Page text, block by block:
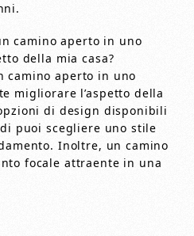
camino aperto in uno
della mia casa?
camino aperto in uno
migliorare l’aspetto della
di design disponibili
puoi scegliere uno stile
Inoltre, un camino
focale attraente in una